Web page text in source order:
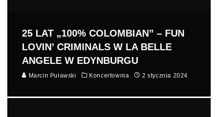
25 LAT „100% COLOMBIAN” – FUN
LOVIN’ CRIMINALS W LA BELLE
ANGELE W EDYNBURGU
Marcin Puławski Koncertownia 2 stycznia 2024